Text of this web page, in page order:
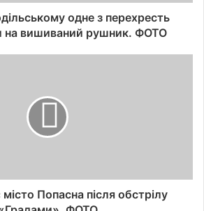
одне з перехресть
на вишиваний рушник. ФОТО
Попасна після обстрілу